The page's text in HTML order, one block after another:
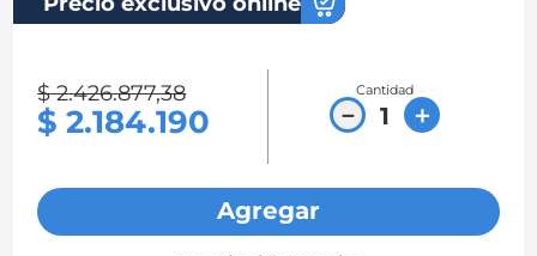
$ 2.426.877,38
$ 2.184.190
Cantidad
＋
－
Agregar
6.
mazda 3
chevrolet spark gt
. chevrolet sail